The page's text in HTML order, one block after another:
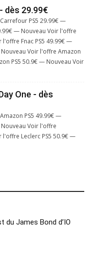
dès 29.99€
PS5 29.99€ —
— Nouveau Voir l'offre
l'offre Fnac PS5 49.99€ —
Voir l'offre Amazon
PS5 50.9€ — Nouveau Voir
One - dès
PS5 49.99€ —
Voir l'offre
l'offre Leclerc PS5 50.9€ —
du James Bond d’IO